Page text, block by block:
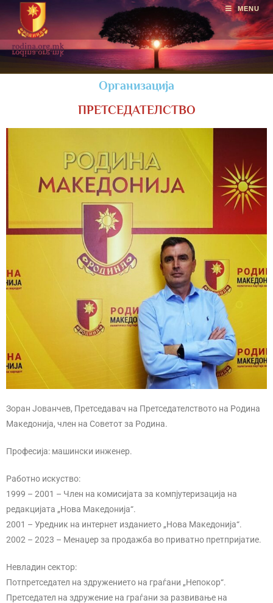
MENU
Организација
ПРЕТСЕДАТЕЛСТВО
Зоран Јованчев, Претседавач на Претседателството на Родина
Македонија, член на Советот за Родина.
Професија: машински инженер.
Работно искуство:
1999 – 2001 – Член на комисијата за компјутеризација на
редакцијата „Нова Македонија“.
2001 – Уредник на интернет изданието „Нова Македонија“.
2002 – 2023 – Менаџер за продажба во приватно претпријатие.
Невладин сектор:
Потпретседател на здружението на граѓани „Непокор“.
Претседател на здружение на граѓани за развивање на